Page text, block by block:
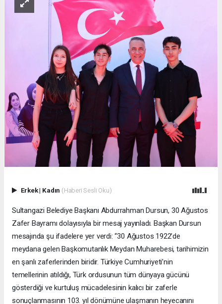
Erkek| Kadın (Haberi Sesli Oku)
Sultangazi Belediye Başkanı Abdurrahman Dursun, 30 Ağustos
Zafer Bayramı dolayısıyla bir mesaj yayınladı. Başkan Dursun
mesajında şu ifadelere yer verdi: “30 Ağustos 1922’de
meydana gelen Başkomutanlık Meydan Muharebesi, tarihimizin
en şanlı zaferlerinden biridir. Türkiye Cumhuriyeti’nin
temellerinin atıldığı, Türk ordusunun tüm dünyaya gücünü
gösterdiği ve kurtuluş mücadelesinin kalıcı bir zaferle
sonuçlanmasının 103. yıl dönümüne ulaşmanın heyecanını